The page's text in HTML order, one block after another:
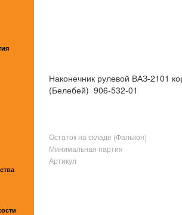
Наконечник рулевой ВАЗ-2101
(Белебей) 906-532-01
Остаток на складе (Фалькон)
Минимальная партия
Артикул